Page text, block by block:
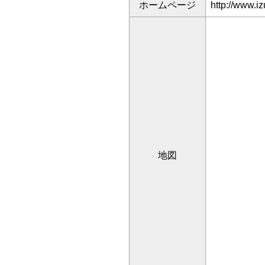
ホームページ http://
地図